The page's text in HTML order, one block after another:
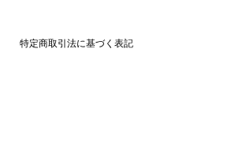
特定商取引法に基づく表記